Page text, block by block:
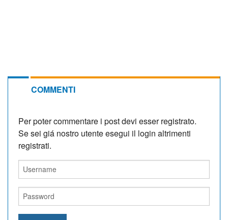
COMMENTI
Per poter commentare i post devi esser registrato.
Se sei giá nostro utente esegui il login altrimenti
registrati.